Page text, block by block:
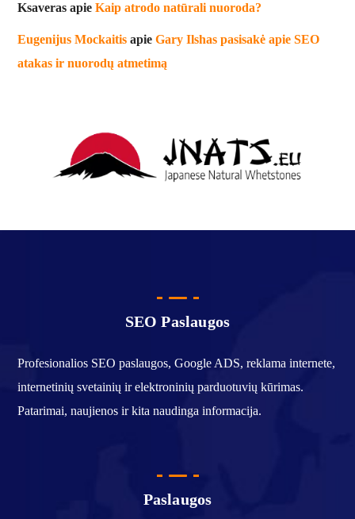
Ksaveras apieKaip atrodo natūrali nuoroda?
Eugenijus Mockaitis apieGary Ilshas pasisakė apie SEO
atakas ir nuorodų atmetimą
SEO Paslaugos
Profesionalios SEO paslaugos, Google ADS, reklama internete,
internetinių svetainių ir elektroninių parduotuvių kūrimas.
Patarimai, naujienos ir kita naudinga informacija.
Paslaugos